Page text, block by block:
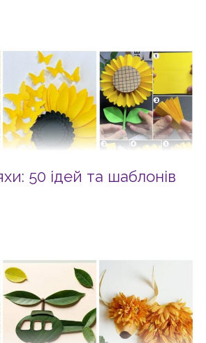
50 ідей та шаблонів